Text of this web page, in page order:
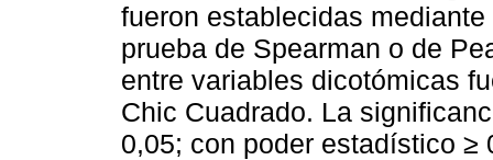
fueron establecidas
prueba de Spearman o de
entre variables dicotómicas
Chic Cuadrado. La
0,05; con poder estadístico ≥